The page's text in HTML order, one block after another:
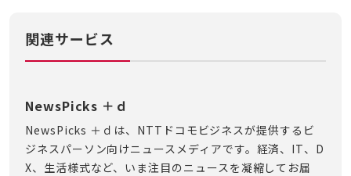
関連サービス
NewsPicks ＋ｄ
NewsPicks ＋ｄは、NTTドコモビジネスが提供するビ
ジネスパーソン向けニュースメディアです。経済、IT、D
X、生活様式など、いま注目のニュースを凝縮してお届